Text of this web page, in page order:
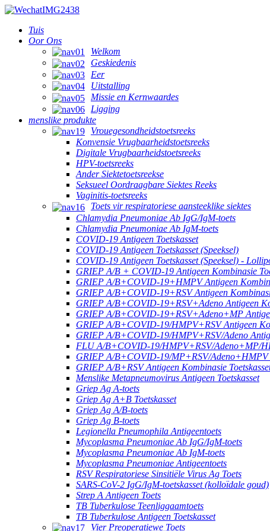
Tuis
Oor Ons
Welkom
Geskiedenis
Eer
Uitstalling
Missie en Kernwaardes
Ligging
menslike produkte
Vrouegesondheidstoetsreeks
Konvensie Vrugbaarheidstoetsreeks
Digitale Vrugbaarheidstoetsreeks
HPV-toetsreeks
Ander Siektetoetsreekse
Seksueel Oordraagbare Siektes Reeks
Vaginitis-toetsreeks
Toets vir respiratoriese aansteeklike siektes
Chlamydia Pneumoniae Ab IgG/IgM-toets
Chlamydia Pneumoniae Ab IgM-toets
COVID-19 Antigeen Toetskasset
COVID-19 Antigeen Toetskasset (Speeksel)
COVID-19 Antigeen Toetskasset (Speeksel) -
GRIEP A/B + COVID-19 Antigeen Kombinasie
GRIEP A/B+COVID-19+HMPV Antigeen
GRIEP A/B+COVID-19+RSV Antigeen
GRIEP A/B+COVID-19+RSV+Adeno Antigeen
GRIEP A/B+COVID-19+RSV+Adeno+MP
GRIEP A/B+COVID-19/HMPV+RSV Antigeen
GRIEP A/B+COVID-19/HMPV+RSV/Adeno
FLU A/B+COVID-19/HMPV+RSV/Adeno+MP/
GRIEP A/B+COVID-19/MP+RSV/Adeno+HMPV
GRIEP A/B+RSV Antigeen Kombinasie
Menslike Metapneumovirus Antigeen Toetskasset
Griep Ag A-toets
Griep Ag A+B Toetskasset
Griep Ag A/B-toets
Griep Ag B-toets
Legionella Pneumophila Antigeentoets
Mycoplasma Pneumoniae Ab IgG/IgM-toets
Mycoplasma Pneumoniae Ab IgM-toets
Mycoplasma Pneumoniae Antigeentoets
RSV Respiratoriese Sinsitiële Virus Ag Toets
SARS-CoV-2 IgG/IgM-toetskasset (kolloïdale goud)
Strep A Antigeen Toets
TB Tuberkulose Teenliggaamtoets
TB Tuberkulose Antigeen Toetskasset
Vier Preoperatiewe Toets